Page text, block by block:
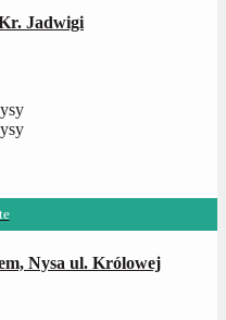
Jadwigi
Nysa ul. Królowej